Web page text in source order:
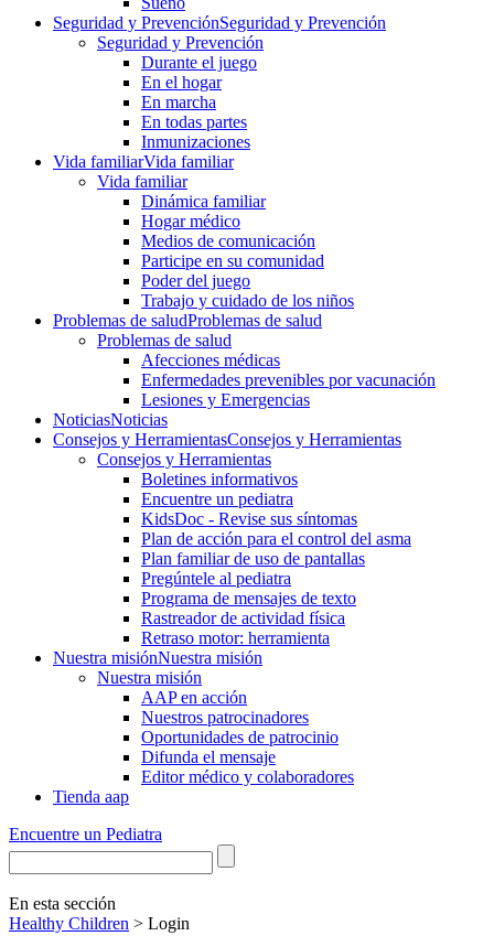
Seguridad y PrevenciónSeguridad y Prevención
Seguridad y Prevención
Durante el juego
En el hogar
En marcha
En todas partes
Inmunizaciones
Vida familiarVida familiar
Vida familiar
Dinámica familiar
Hogar médico
Medios de comunicación
Participe en su comunidad
Poder del juego
Trabajo y cuidado de los niños
Problemas de saludProblemas de salud
Problemas de salud
Afecciones médicas
Enfermedades prevenibles por vacunación
Lesiones y Emergencias
NoticiasNoticias
Consejos y HerramientasConsejos y Herramientas
Consejos y Herramientas
Boletines informativos
Encuentre un pediatra
KidsDoc - Revise sus síntomas
Plan de acción para el control del asma
Plan familiar de uso de pantallas
Pregúntele al pediatra
Programa de mensajes de texto
Rastre​​ador de activida​d física
Retraso motor: herramienta
Nuestra misiónNuestra misión
Nuestra misión
AAP en acción
Nuestros patrocinadores
Oportunidades de patrocinio
Difunda el mensaje
Editor médico y colaboradores
Tienda aap
Encuentre un Pediatra
En esta sección
Healthy Children > Login